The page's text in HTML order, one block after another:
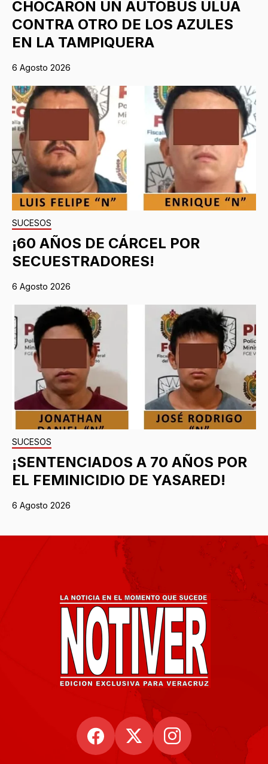
CHOCARON UN AUTOBÚS ULUA
CONTRA OTRO DE LOS AZULES
EN LA TAMPIQUERA
6 Agosto 2026
SUCESOS
¡60 AÑOS DE CÁRCEL POR
SECUESTRADORES!
6 Agosto 2026
SUCESOS
¡SENTENCIADOS A 70 AÑOS POR
EL FEMINICIDIO DE YASARED!
6 Agosto 2026